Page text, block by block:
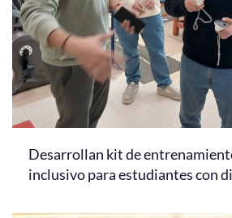
Desarrollan kit de
inclusivo para estudiantes con